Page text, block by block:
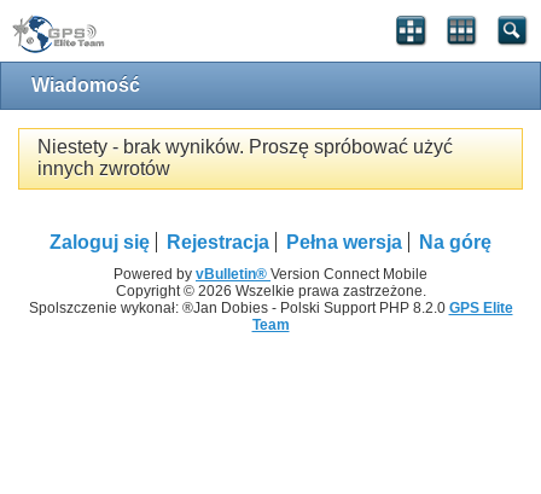
Wiadomość
Niestety - brak wyników. Proszę spróbować użyć
innych zwrotów
Zaloguj się Rejestracja Pełna wersja Na górę
Powered by vBulletin® Version Connect Mobile
Copyright © 2026 Wszelkie prawa zastrzeżone.
Spolszczenie wykonał: ®Jan Dobies - Polski Support PHP 8.2.0 GPS Elite
Team